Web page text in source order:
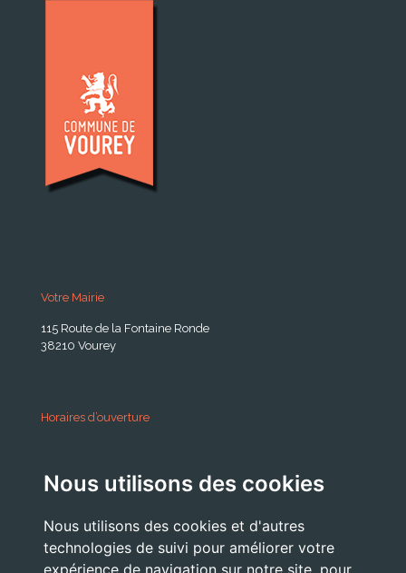
Nous utilisons des cookies
Nous utilisons des cookies et d'autres
technologies de suivi pour améliorer votre
expérience de navigation sur notre site, pour
Votre Mairie
115 Route de la Fontaine Ronde
38210 Vourey
Horaires d’ouverture
Lundi . Mardi : 10h 12h /16h 18h30
Jeudi . Vendredi : 13h30 / 17h